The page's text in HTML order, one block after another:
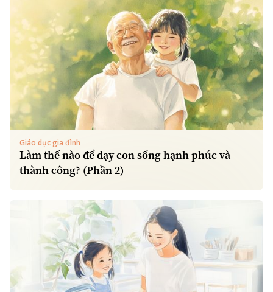
Giáo dục gia đình
Làm thế nào để dạy con sống hạnh phúc và
thành công? (Phần 2)